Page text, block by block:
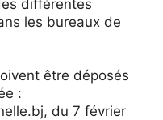
différentes
les bureaux de
être déposés
:
du 7 février